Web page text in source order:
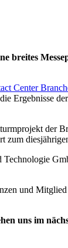
breites
Center
Ergebnisse
der
zum
und
uns im